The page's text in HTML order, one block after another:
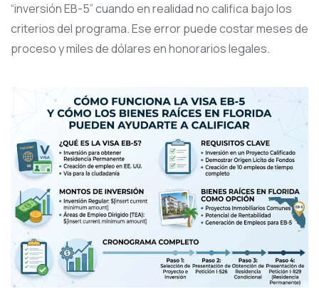
“inversión EB-5” cuando en realidad no califica bajo los
criterios del programa. Ese error puede costar meses de
proceso y miles de dólares en honorarios legales.